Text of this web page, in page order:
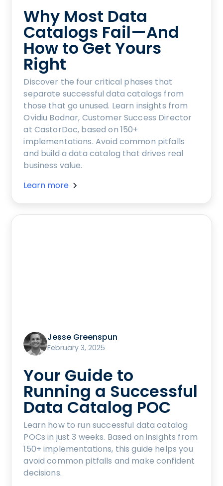
Why Most Data
Catalogs Fail—And
How to Get Yours
Right
Discover the four critical phases that
separate successful data catalogs from
those that go unused. Learn insights from
Ovidiu Bodnar, Customer Success Director
at CastorDoc, based on 150+
implementations. Avoid common pitfalls
and build a data catalog that drives real
business value.
Learn more
Jesse Greenspun
February 3, 2025
Your Guide to
Running a Successful
Data Catalog POC
Learn how to run successful data catalog
POCs in just 3 weeks. Based on insights from
150+ implementations, this guide helps you
avoid common pitfalls and make confident
decisions.